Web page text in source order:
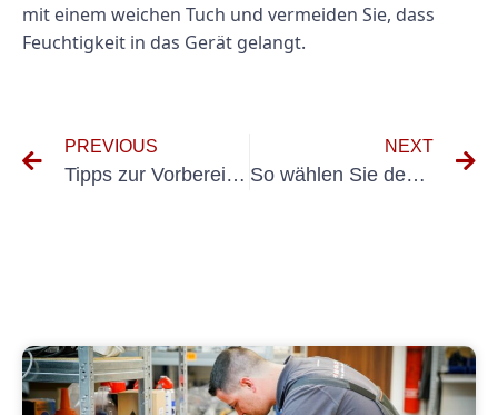
mit einem weichen Tuch und vermeiden Sie, dass
Feuchtigkeit in das Gerät gelangt.
PREVIOUS
Tipps zur Vorbereitung auf ein VDS-Elektrik-System-Audit
NEXT
So wählen Sie den richtigen VDE-Dienstleister für elektrische Prüfungen aus